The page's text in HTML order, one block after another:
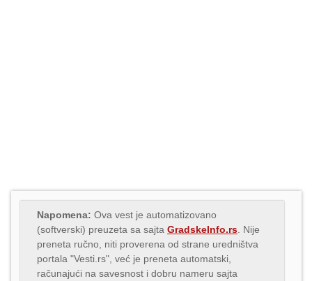
Napomena: Ova vest je automatizovano
(softverski) preuzeta sa sajta GradskeInfo.rs . Nije
preneta ručno, niti proverena od strane uredništva
portala "Vesti.rs", već je preneta automatski,
računajući na savesnost i dobru nameru sajta